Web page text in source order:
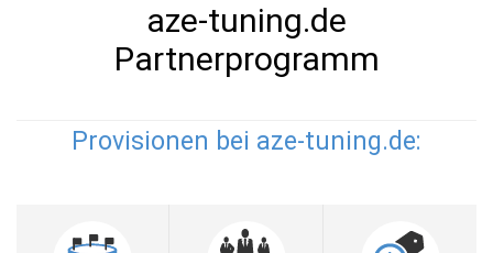
aze-tuning.de
Partnerprogramm
Provisionen bei aze-tuning.de: